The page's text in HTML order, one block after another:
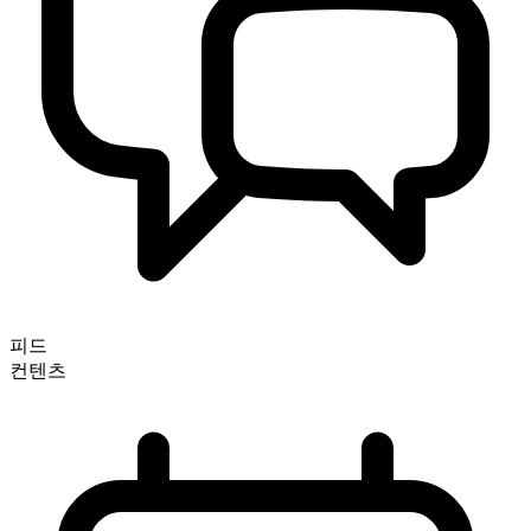
피드
컨텐츠